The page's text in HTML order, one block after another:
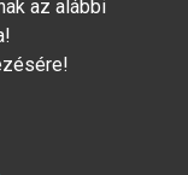
az alábbi